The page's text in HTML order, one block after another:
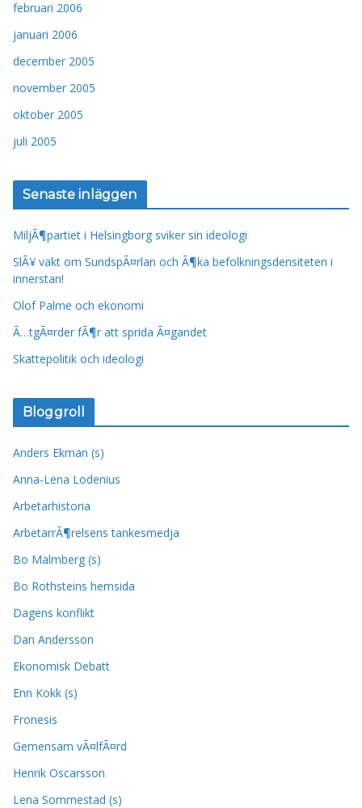
februari 2006
januari 2006
december 2005
november 2005
oktober 2005
juli 2005
Senaste inläggen
MiljÃ¶partiet i Helsingborg sviker sin ideologi
SlÃ¥ vakt om SundspÃ¤rlan och Ã¶ka befolkningsdensiteten i
innerstan!
Olof Palme och ekonomi
Ã…tgÃ¤rder fÃ¶r att sprida Ã¤gandet
Skattepolitik och ideologi
Bloggroll
Anders Ekman (s)
Anna-Lena Lodenius
Arbetarhistoria
ArbetarrÃ¶relsens tankesmedja
Bo Malmberg (s)
Bo Rothsteins hemsida
Dagens konflikt
Dan Andersson
Ekonomisk Debatt
Enn Kokk (s)
Fronesis
Gemensam vÃ¤lfÃ¤rd
Henrik Oscarsson
Lena Sommestad (s)